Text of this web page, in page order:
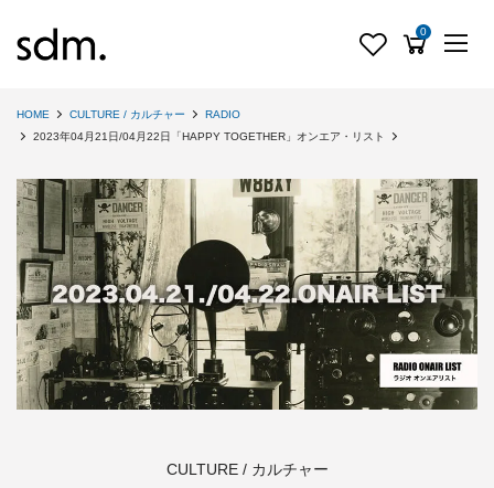
0
HOME CULTURE / カルチャー
RADIO
2023年04月21日/04月22日「HAPPY TOGETHER」オンエア・リスト
CULTURE / カルチャー